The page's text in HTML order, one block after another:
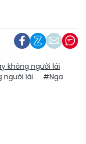
không người lái
người lái
#Nga